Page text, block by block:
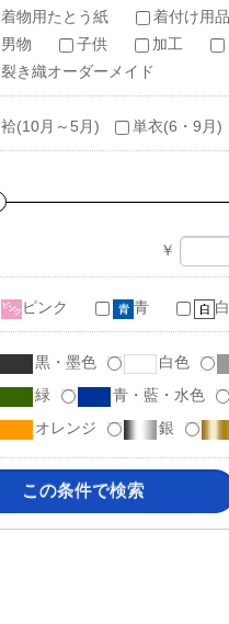
着物用たとう紙
着付け用品
男物
子供 加工
裂き織オーダーメイド
袷(10月～5月) 単衣(6・9月)
￥
ピンク 青 白
黒・墨色 白色
緑
青・藍・水色
オレンジ
銀